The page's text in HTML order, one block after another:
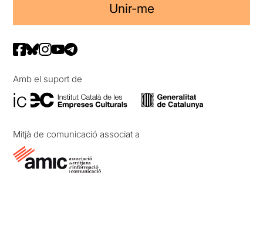
Unir-me
Amb el suport de
Mitjà de comunicació associat a